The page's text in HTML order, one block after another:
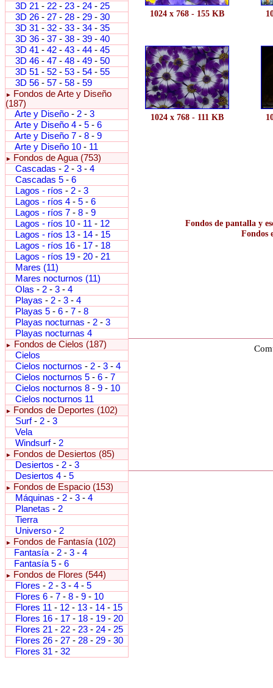
3D 21 - 22 - 23 - 24 - 25
3D 26 - 27 - 28 - 29 - 30
3D 31 - 32 - 33 - 34 - 35
3D 36 - 37 - 38 - 39 - 40
3D 41 - 42 - 43 - 44 - 45
3D 46 - 47 - 48 - 49 - 50
3D 51 - 52 - 53 - 54 - 55
3D 56 - 57 - 58 - 59
►
Fondos de Arte y Diseño
(187)
Arte y Diseño - 2 - 3
Arte y Diseño 4 - 5 - 6
Arte y Diseño 7 - 8 - 9
Arte y Diseño 10 - 11
►
Fondos de Agua (753)
Cascadas - 2 - 3 - 4
Cascadas 5 - 6
Lagos - ríos - 2 - 3
Lagos - ríos 4 - 5 - 6
Lagos - ríos 7 - 8 - 9
Lagos - ríos 10 - 11 - 12
Lagos - ríos 13 - 14 - 15
Lagos - ríos 16 - 17 - 18
Lagos - ríos 19 - 20 - 21
Mares (11)
Mares nocturnos (11)
Olas - 2 - 3 - 4
Playas - 2 - 3 - 4
Playas 5 - 6 - 7 - 8
Playas nocturnas - 2 - 3
Playas nocturnas 4
►
Fondos de Cielos (187)
Cielos
Cielos nocturnos - 2 - 3 - 4
Cielos nocturnos 5 - 6 - 7
Cielos nocturnos 8 - 9 - 10
Cielos nocturnos 11
►
Fondos de Deportes (102)
Surf- 2 - 3
Vela
Windsurf- 2
►
Fondos de Desiertos (85)
Desiertos - 2 - 3
Desiertos 4 - 5
►
Fondos de Espacio (153)
Máquinas - 2 - 3 - 4
Planetas - 2
Tierra
Universo - 2
►
Fondos de Fantasía (102)
Fantasía - 2 - 3 - 4
Fantasía 5 - 6
►
Fondos de Flores (544)
Flores - 2 - 3 - 4 - 5
Flores 6 - 7 - 8 - 9 - 10
Flores 11 - 12 - 13 - 14 - 15
Flores 16 - 17 - 18 - 19 - 20
Flores 21 - 22 - 23 - 24 - 25
Flores 26 - 27 - 28 - 29 - 30
Flores 31 - 32
1024 x 768 - 155 KB
1024 x 768 - 111 KB
Fondos de pantalla y
Fondos